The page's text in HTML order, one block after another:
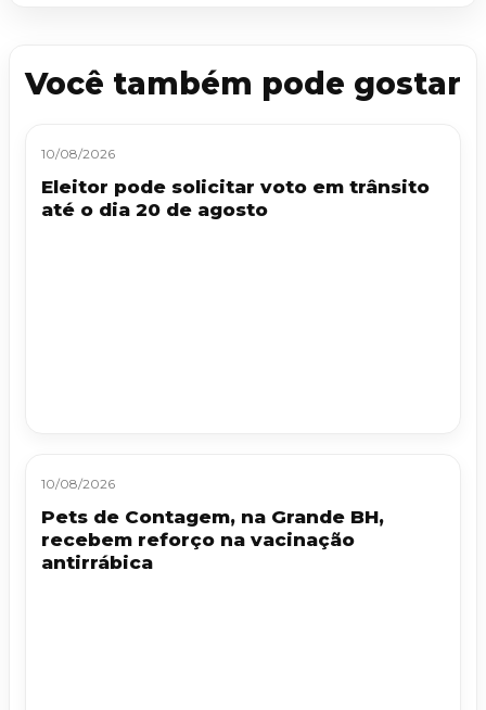
Você também pode gostar
10/08/2026
Eleitor pode solicitar voto em trânsito
até o dia 20 de agosto
10/08/2026
Pets de Contagem, na Grande BH,
recebem reforço na vacinação
antirrábica